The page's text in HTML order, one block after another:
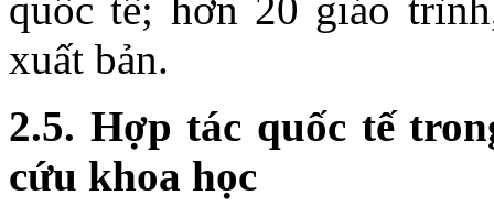
xuất bản.
2.5. Hợp tác quốc tế
cứu khoa học